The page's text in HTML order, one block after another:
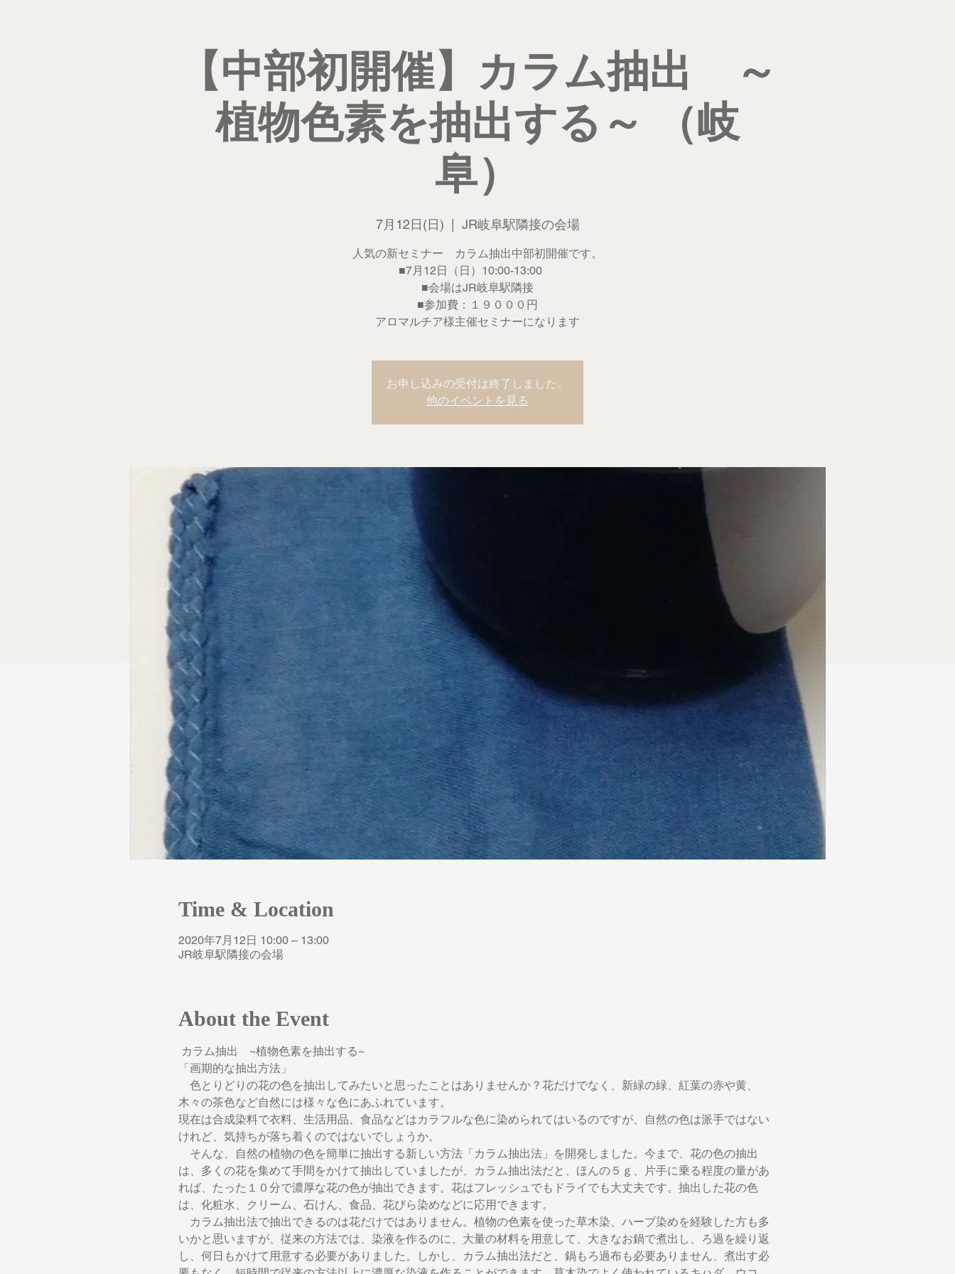
【中部初開催】カラム抽出 ～
植物色素を抽出する～ （岐
阜）
7月12日(日) JR岐阜駅隣接の会場
人気の新セミナー カラム抽出中部初開催です。
■7月12日（日）10:00-13:00
■会場はJR岐阜駅隣接
■参加費：１９０００円
アロマルチア様主催セミナーになります
お申し込みの受付は終了しました。
他のイベントを見る
Time & Location
2020年7月12日 10:00 – 13:00
JR岐阜駅隣接の会場
About the Event
カラム抽出　~植物色素を抽出する~
「画期的な抽出方法」
色とりどりの花の色を抽出してみたいと思ったことはありませんか？花だけでなく、新緑の緑、紅葉の赤や黄、
木々の茶色など自然には様々な色にあふれています。
現在は合成染料で衣料、生活用品、食品などはカラフルな色に染められてはいるのですが、自然の色は派手ではない
けれど、気持ちが落ち着くのではないでしょうか。
そんな、自然の植物の色を簡単に抽出する新しい方法「カラム抽出法」を開発しました。今まで、花の色の抽出
は、多くの花を集めて手間をかけて抽出していましたが、カラム抽出法だと、ほんの５ｇ、片手に乗る程度の量があ
れば、たった１０分で濃厚な花の色が抽出できます。花はフレッシュでもドライでも大丈夫です。抽出した花の色
は、化粧水、クリーム、石けん、食品、花びら染めなどに応用できます。
カラム抽出法で抽出できるのは花だけではありません。植物の色素を使った草木染、ハーブ染めを経験した方も多
いかと思いますが、従来の方法では、染液を作るのに、大量の材料を用意して、大きなお鍋で煮出し、ろ過を繰り返
し、何日もかけて用意する必要がありました。しかし、カラム抽出法だと、鍋もろ過布も必要ありません、煮出す必